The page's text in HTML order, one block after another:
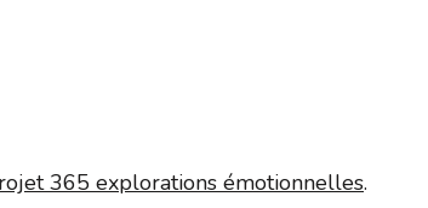
365 explorations émotionnelles.